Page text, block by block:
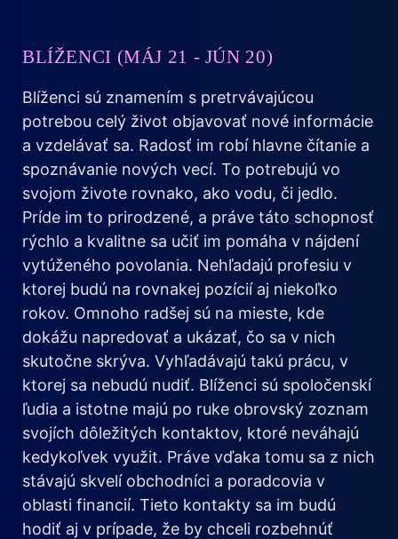
BLÍŽENCI (MÁJ 21 - JÚN 20)
Blíženci sú znamením s pretrvávajúcou
potrebou celý život objavovať nové informácie
a vzdelávať sa. Radosť im robí hlavne čítanie a
spoznávanie nových vecí. To potrebujú vo
svojom živote rovnako, ako vodu, či jedlo.
Príde im to prirodzené, a práve táto schopnosť
rýchlo a kvalitne sa učiť im pomáha v nájdení
vytúženého povolania. Nehľadajú profesiu v
ktorej budú na rovnakej pozícií aj niekoľko
rokov. Omnoho radšej sú na mieste, kde
dokážu napredovať a ukázať, čo sa v nich
skutočne skrýva. Vyhľadávajú takú prácu, v
ktorej sa nebudú nudiť. Blíženci sú spoločenskí
ľudia a istotne majú po ruke obrovský zoznam
svojích dôležitých kontaktov, ktoré neváhajú
kedykoľvek využit. Práve vďaka tomu sa z nich
stávajú skvelí obchodníci a poradcovia v
oblasti financií. Tieto kontakty sa im budú
hodiť aj v prípade, že by chceli rozbehnúť